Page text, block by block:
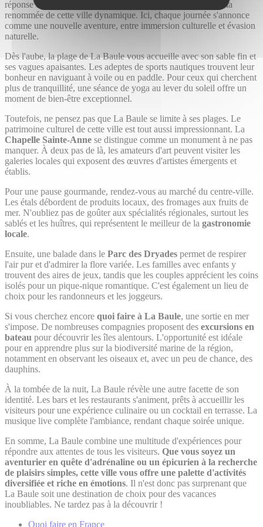
réponse dans les nombreuses attractions et activités qui font la
renommée de cette ville dynamique. Ici, chaque journée s'annonce
comme une nouvelle aventure, entre immersion culturelle et évasion
naturelle.
Dès l'aube, la plage de La Baule vous accueille avec son sable fin et
ses vagues apaisantes. Les adeptes de sports nautiques trouvent leur
bonheur en naviguant à voile ou en paddle. Pour ceux qui cherchent
plus de tranquillité, une séance de yoga au lever du soleil offre un
moment de bien-être exceptionnel.
Toutefois, ne pensez pas que La Baule se limite à ses plages. Le
patrimoine culturel de cette ville est tout aussi impressionnant. La
Chapelle Sainte-Anne se distingue comme un monument à ne pas
manquer. À deux pas de là, les amateurs d'art peuvent visiter les
galeries locales qui exposent des œuvres d'artistes émergents et
établis.
Pour une pause gourmande, rendez-vous au marché du centre-ville.
Les étals débordent de produits locaux, des fromages aux fruits de
mer. N'oubliez pas de goûter aux spécialités régionales, surtout les
sablés et les huîtres, qui représentent le meilleur de la gastronomie
locale.
Ensuite, une balade dans le Parc des Dryades permet de respirer
l'air pur et d'admirer la flore variée. Les familles avec enfants y
trouvent des aires de jeux, tandis que les couples apprécient les coins
isolés pour un pique-nique romantique. C'est également un lieu de
choix pour les randonneurs et les joggeurs.
Si vous cherchez encore quoi faire à La Baule, une sortie en mer
s'impose. De nombreuses compagnies proposent des excursions en
bateau pour découvrir les îles alentours. L'opportunité est idéale
pour en apprendre plus sur la biodiversité marine de la région,
notamment en observant les oiseaux et, avec un peu de chance, des
dauphins.
À la tombée de la nuit, La Baule révèle une autre facette de son
identité. Les bars et les restaurants s'animent, prêts à accueillir les
visiteurs pour une expérience culinaire ou un cocktail en terrasse. La
musique live complète l'ambiance, rendant chaque soirée unique.
En somme, La Baule combine une multitude d'expériences pour
répondre aux attentes de tous les visiteurs. Que vous soyez un
aventurier en quête d'adrénaline ou un épicurien à la recherche
de plaisirs simples, cette ville vous offre une palette d'activités
diversifiée et riche en émotions. Il n'est donc pas surprenant que
La Baule soit une destination de choix pour des vacances
inoubliables. Ne tardez pas à la découvrir !
Quoi faire en France